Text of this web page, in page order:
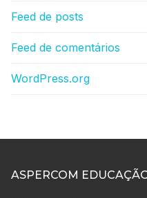
Feed de posts
Feed de comentários
WordPress.org
ASPERCOM